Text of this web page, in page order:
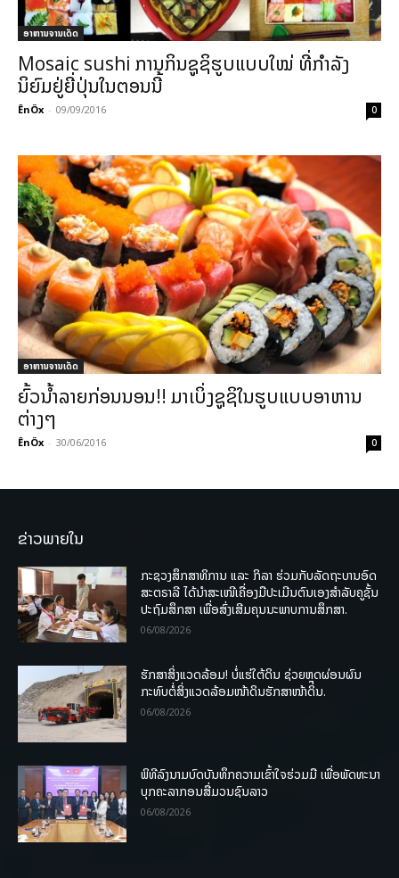
ອາຫານຈານເດັດ
Mosaic sushi ການກິນຊູຊິຮູບແບບໃໝ່ ທີ່ກຳລັງ
ນິຍົມຢູ່ຍີ່ປຸ່ນໃນຕອນນີ້
ÊnÖx - 09/09/2016 0
ອາຫານຈານເດັດ
ຍົ້ວນ້ຳລາຍກ່ອນນອນ!! ມາເບິ່ງຊູຊິໃນຮູບແບບອາຫານ
ຕ່າງໆ
ÊnÖx - 30/06/2016 0
ຂ່າວພາຍໃນ
ກະຊວງສຶກສາທິການ ແລະ ກິລາ ຮ່ວມກັບລັດຖະບານອົດ
ສະຕຣາລີ ໄດ້ນຳສະເໜີເຄື່ອງມືປະເມີນຕົນເອງສຳລັບຄູຊັ້ນ
ປະຖົມສຶກສາ ເພື່ອສົ່ງເສີມຄຸນນະພາບການສຶກສາ.
06/08/2026
ຮັກສາສິ່ງແວດລ້ອມ! ບໍ່ແຮ່ໃຕ້ດິນ ຊ່ວຍຫຼຸດຜ່ອນຜົນ
ກະທົບຕໍ່ສິ່ງແວດລ້ອມໜ້າດິນຮັກສາໜ້າດິນ.
06/08/2026
ພິທີລົງນາມບົດບັນທຶກຄວາມເຂົ້າໃຈຮ່ວມມື ເພື່ອພັດທະນາ
ບຸກຄະລາກອນສື່ມວນຊົນລາວ
06/08/2026